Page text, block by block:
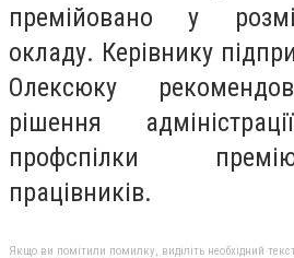
премійовано у
окладу. Керівнику
Олексюку
рішення
профспілки
працівників.
Якщо ви помітили помилку, виділіть необхідний